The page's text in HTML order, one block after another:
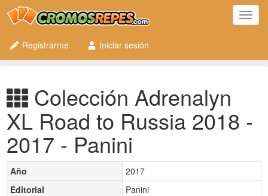
Registrarme
Iniciar sesión
Colección Adrenalyn
XL Road to Russia 2018 -
2017 - Panini
Año
2017
Editorial
Panini